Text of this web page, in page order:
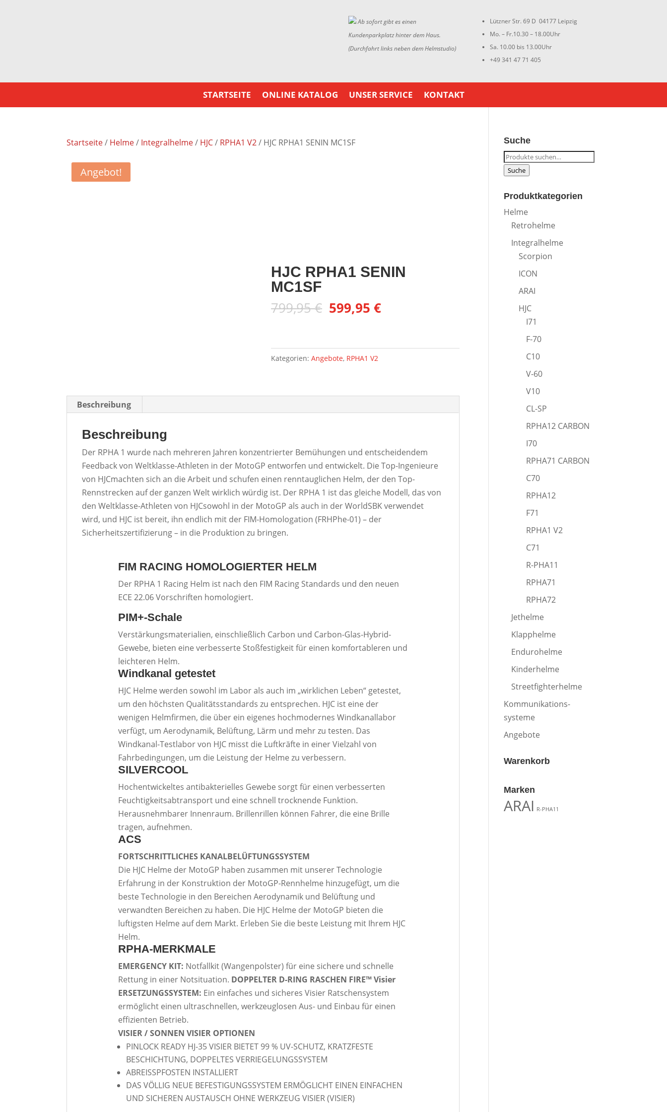
Ab sofort gibt es einen
Kundenparkplatz hinter dem Haus.
(Durchfahrt links neben dem Helmstudio)
Lützner Str. 69 D 04177 Leipzig
Mo. – Fr.10.30 – 18.00Uhr
Sa. 10.00 bis 13.00Uhr
+49 341 47 71 405
STARTSEITE ONLINE KATALOG UNSER SERVICE KONTAKT
Startseite/ Helme/ Integralhelme/ HJC/ RPHA1 V2/ HJC RPHA1 SENIN MC1SF
Angebot!
HJC RPHA1 SENIN
MC1SF
799,95€ Ursprünglicher
799,95 €
599,95€Aktueller
599,95 €.
Kategorien:Angebote, RPHA1 V2
Beschreibung
Beschreibung
Der RPHA 1 wurde nach mehreren Jahren konzentrierter Bemühungen und entscheidendem
Feedback von Weltklasse-Athleten in der MotoGP entworfen und entwickelt. Die Top-Ingenieure
von HJCmachten sich an die Arbeit und schufen einen renntauglichen Helm, der den Top-
Rennstrecken auf der ganzen Welt wirklich würdig ist. Der RPHA 1 ist das gleiche Modell, das von
den Weltklasse-Athleten von HJCsowohl in der MotoGP als auch in der WorldSBK verwendet
wird, und HJC ist bereit, ihn endlich mit der FIM-Homologation (FRHPhe-01) – der
Sicherheitszertifizierung – in die Produktion zu bringen.
FIM RACING HOMOLOGIERTER HELM
Der RPHA 1 Racing Helm ist nach den FIM Racing Standards und den neuen
ECE 22.06 Vorschriften homologiert.
PIM+-Schale
Verstärkungsmaterialien, einschließlich Carbon und Carbon-Glas-Hybrid-
Gewebe, bieten eine verbesserte Stoßfestigkeit für einen komfortableren und
leichteren Helm.
Windkanal getestet
HJC Helme werden sowohl im Labor als auch im „wirklichen Leben“ getestet,
um den höchsten Qualitätsstandards zu entsprechen. HJC ist eine der
wenigen Helmfirmen, die über ein eigenes hochmodernes Windkanallabor
verfügt, um Aerodynamik, Belüftung, Lärm und mehr zu testen. Das
Windkanal-Testlabor von HJC misst die Luftkräfte in einer Vielzahl von
Fahrbedingungen, um die Leistung der Helme zu verbessern.
SILVERCOOL
Hochentwickeltes antibakterielles Gewebe sorgt für einen verbesserten
Feuchtigkeitsabtransport und eine schnell trocknende Funktion.
Herausnehmbarer Innenraum. Brillenrillen können Fahrer, die eine Brille
tragen, aufnehmen.
ACS
FORTSCHRITTLICHES KANALBELÜFTUNGSSYSTEM
Die HJC Helme der MotoGP haben zusammen mit unserer Technologie
Erfahrung in der Konstruktion der MotoGP-Rennhelme hinzugefügt, um die
beste Technologie in den Bereichen Aerodynamik und Belüftung und
verwandten Bereichen zu haben. Die HJC Helme der MotoGP bieten die
luftigsten Helme auf dem Markt. Erleben Sie die beste Leistung mit Ihrem HJC
Helm.
RPHA-MERKMALE
EMERGENCY KIT: Notfallkit (Wangenpolster) für eine sichere und schnelle
Rettung in einer Notsituation. DOPPELTER D-RING RASCHEN FIRE™ Visier
ERSETZUNGSSYSTEM: Ein einfaches und sicheres Visier Ratschensystem
ermöglicht einen ultraschnellen, werkzeuglosen Aus- und Einbau für einen
effizienten Betrieb.
VISIER / SONNEN VISIER OPTIONEN
PINLOCK READY HJ-35 VISIER BIETET 99 % UV-SCHUTZ, KRATZFESTE
BESCHICHTUNG, DOPPELTES VERRIEGELUNGSSYSTEM
ABREISSPFOSTEN INSTALLIERT
DAS VÖLLIG NEUE BEFESTIGUNGSSYSTEM ERMÖGLICHT EINEN EINFACHEN
UND SICHEREN AUSTAUSCH OHNE WERKZEUG VISIER (VISIER)
Suche
Suche
nach:
Suche
Produktkategorien
Helme
Retrohelme
Integralhelme
Scorpion
ICON
ARAI
HJC
I71
F-70
C10
V-60
V10
CL-SP
RPHA12 CARBON
I70
RPHA71 CARBON
C70
RPHA12
F71
RPHA1 V2
C71
R-PHA11
RPHA71
RPHA72
Jethelme
Klapphelme
Endurohelme
Kinderhelme
Streetfighterhelme
Kommunikations-
systeme
Angebote
Warenkorb
Marken
ARAI R-PHA11